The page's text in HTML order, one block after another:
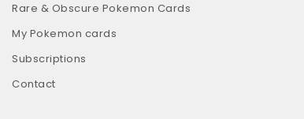
Rare & Obscure Pokemon Cards
My Pokemon cards
Subscriptions
Contact